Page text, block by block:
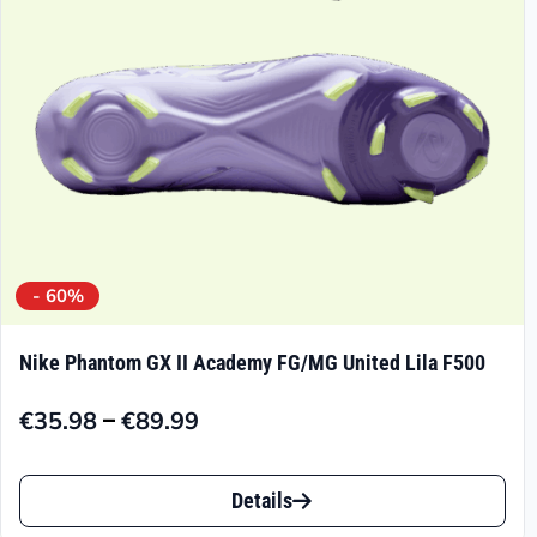
Produktseite
gewählt
werden
- 60%
Nike Phantom GX II Academy FG/MG United Lila F500
€35.98–€89.99
Preisspanne:
Dieses
Produkt
Details